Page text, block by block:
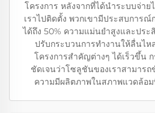
โครงการ หลังจากที่ได้นำระบบจ่าย
เราไปติดตั้ง พวกเขามีประสบการณ์
ได้ถึง 50% ความแม่นยำสูงและประ
ปรับกระบวนการทำงานให้ลื่นไห
โครงการสำคัญต่างๆ ได้เร็วขึ้น
ชัดเจนว่าโซลูชันของเราสามาร
ความมีผลิตภาพในสภาพแวดล้อม